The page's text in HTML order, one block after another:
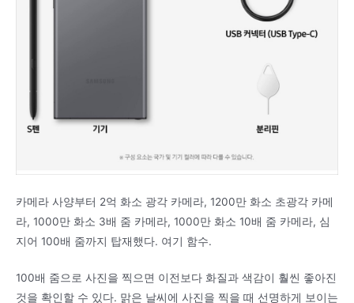
카메라 사양부터 2억 화소 광각 카메라, 1200만 화소 초광각 카메
라, 1000만 화소 3배 줌 카메라, 1000만 화소 10배 줌 카메라, 심
지어 100배 줌까지 탑재했다. 여기 함수.
100배 줌으로 사진을 찍으면 이전보다 화질과 색감이 훨씬 좋아진
것을 확인할 수 있다. 맑은 날씨에 사진을 찍을 때 선명하게 보이는